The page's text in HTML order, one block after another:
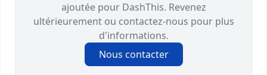
ajoutée pour DashThis. Revenez
ultérieurement ou contactez-nous pour plus
d'informations.
Nous contacter